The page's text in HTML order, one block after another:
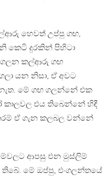
හෙවත් උප්පු ගඟ,
කෙටි දුරකින් පිහිටා
ගලන කල්ආරු ගඟ
යන නිසා, ඒ අවට
මේ ගඟ ගලන්නේ එක
එය තිබෙන්නේ හිඳී
ඒ ගැන කලබල වන්නේ
ආපසු එන මුස්ලිම්
මේ ඔප්පු, එංගලන්තයේ